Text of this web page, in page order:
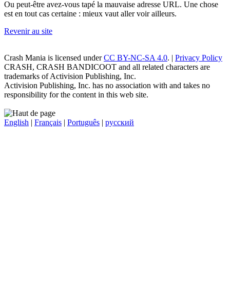
Ou peut-être avez-vous tapé la mauvaise adresse URL. Une chose
est en tout cas certaine : mieux vaut aller voir ailleurs.
Revenir au site
Crash Mania is licensed underCC BY-NC-SA 4.0. | Privacy Policy
CRASH, CRASH BANDICOOT and all related characters are
trademarks of Activision Publishing, Inc.
Activision Publishing, Inc. has no association with and takes no
responsibility for the content in this web site.
English | Français | Português | русский